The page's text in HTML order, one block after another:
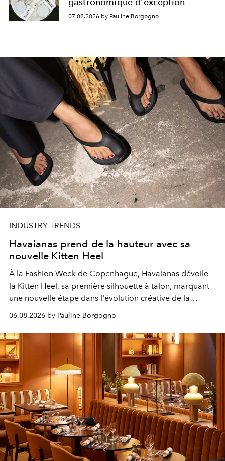
07.08.2026 by Pauline Borgogno
INDUSTRY TRENDS
Havaianas prend de la hauteur avec sa
nouvelle Kitten Heel
À la Fashion Week de Copenhague, Havaianas dévoile
la Kitten Heel, sa première silhouette à talon, marquant
une nouvelle étape dans l'évolution créative de la
06.08.2026 by Pauline Borgogno